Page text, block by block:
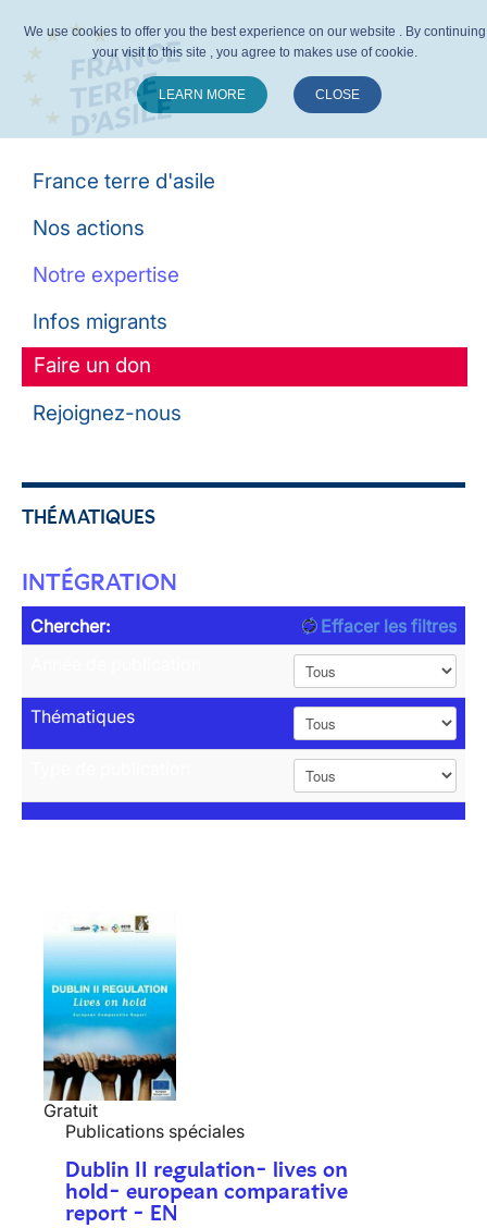
France terre d'asile
Nos actions
Notre expertise
Infos migrants
Faire un don
Rejoignez-nous
THÉMATIQUES
INTÉGRATION
Chercher:
Effacer les filtres
Thématiques
Gratuit
Publications spéciales
Dublin II regulation- lives on
hold- european comparative
report - EN
We use cookies to offer you the best experience on our website . By continuing
your visit to this site , you agree to makes use of cookie.
LEARN MORE CLOSE